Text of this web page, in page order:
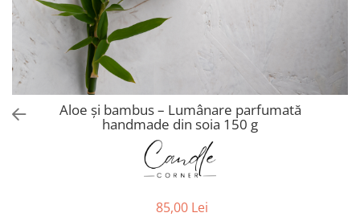
Aloe și bambus – Lumânare parfumată
handmade din soia 150 g
85,00 Lei